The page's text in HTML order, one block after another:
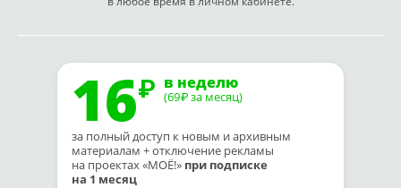
16 в неделю
(69₽ за месяц)
за полный доступ к новым и архивным
материалам + отключение рекламы
на проектах «МОЁ!» при подписке
на 1 месяц